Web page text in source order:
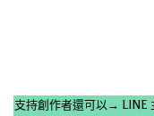
支持創作者還可以→ LINE